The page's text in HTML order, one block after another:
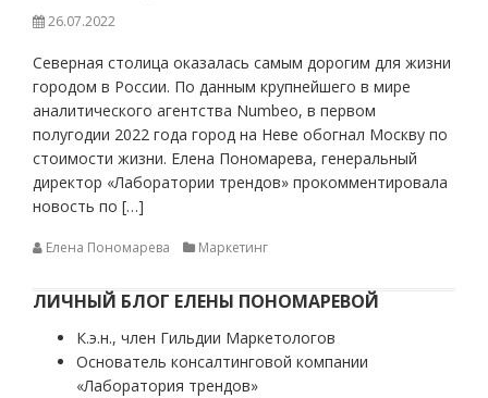
26.07.2022
Северная столица оказалась самым дорогим для жизни
городом в России. По данным крупнейшего в мире
аналитического агентства Numbeo, в первом
полугодии 2022 года город на Неве обогнал Москву по
стоимости жизни. Елена Пономарева, генеральный
директор «Лаборатории трендов» прокомментировала
новость по […]
Елена Пономарева Маркетинг
ЛИЧНЫЙ БЛОГ ЕЛЕНЫ ПОНОМАРЕВОЙ
К.э.н., член Гильдии Маркетологов
Основатель консалтинговой компании
«Лаборатория трендов»